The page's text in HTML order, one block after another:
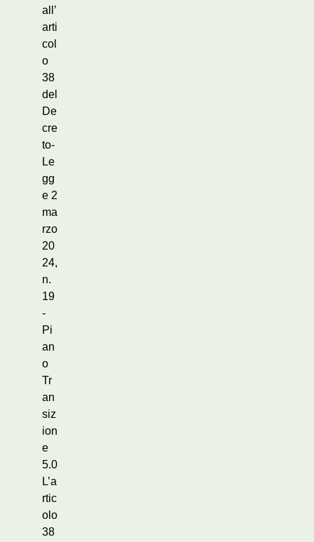
all’
arti
col
o
38
del
De
cre
to-
Le
gg
e 2
ma
rzo
20
24,
n.
19
-
Pi
an
o
Tr
an
siz
ion
e
5.0
L’a
rtic
olo
38